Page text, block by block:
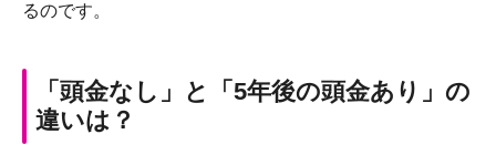
るのです。
「頭金なし」と「5年後の頭金あり」の
違いは？